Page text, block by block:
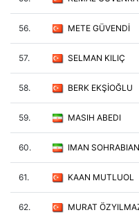
56. METE GÜVENDİ
57. SELMAN KILIÇ
58. BERK EKŞİOĞLU
59. MASIH ABEDI
60. IMAN SOHRABIAN
61. KAAN MUTLUOL
62. MURAT